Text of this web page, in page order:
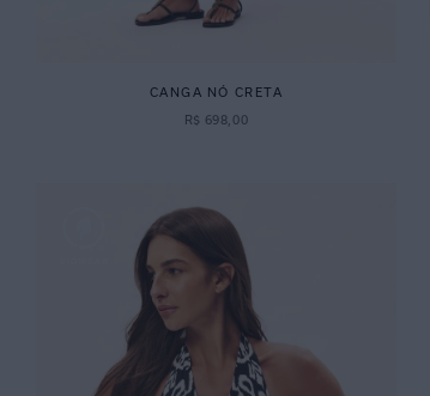
CANGA NÓ CRETA
R$ 698 00